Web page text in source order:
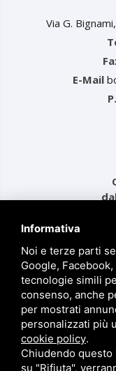
Via G.
E-Mail
Prodotti
Chi siamo
Contatti
Informativa
Noi e terze parti
Google,
tecnologie simili
consenso, anche
per mostrati
personalizzati più
cookie policy.
Chiudendo
su "Rifiuta",